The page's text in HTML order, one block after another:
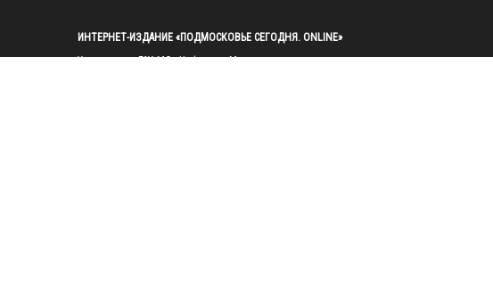
ИНТЕРНЕТ-ИЗДАНИЕ «ПОДМОСКОВЬЕ СЕГОДНЯ. ONLINE»
Учредители: ГАУ МО «Цифровые Медиа»